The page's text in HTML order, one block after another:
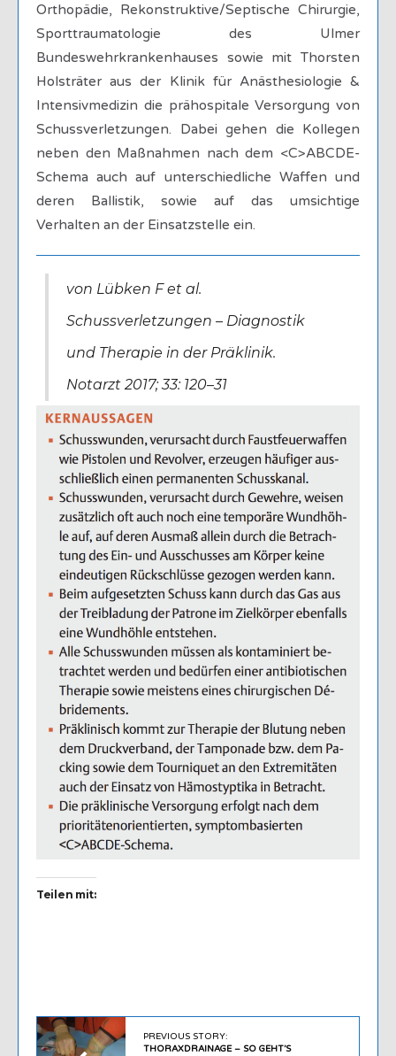
Orthopädie, Rekonstruktive/Septische Chirurgie,
Sporttraumatologie des Ulmer
Bundeswehrkrankenhauses sowie mit Thorsten
Holsträter aus der Klinik für Anästhesiologie &
Intensivmedizin die prähospitale Versorgung von
Schussverletzungen. Dabei gehen die Kollegen
neben den Maßnahmen nach dem <C>ABCDE-
Schema auch auf unterschiedliche Waffen und
deren Ballistik, sowie auf das umsichtige
Verhalten an der Einsatzstelle ein.
von Lübken F et al.
Schussverletzungen – Diagnostik
und Therapie in der Präklinik.
Notarzt 2017; 33: 120–31
Teilen mit:
PREVIOUS STORY:
THORAXDRAINAGE – SO GEHT’S